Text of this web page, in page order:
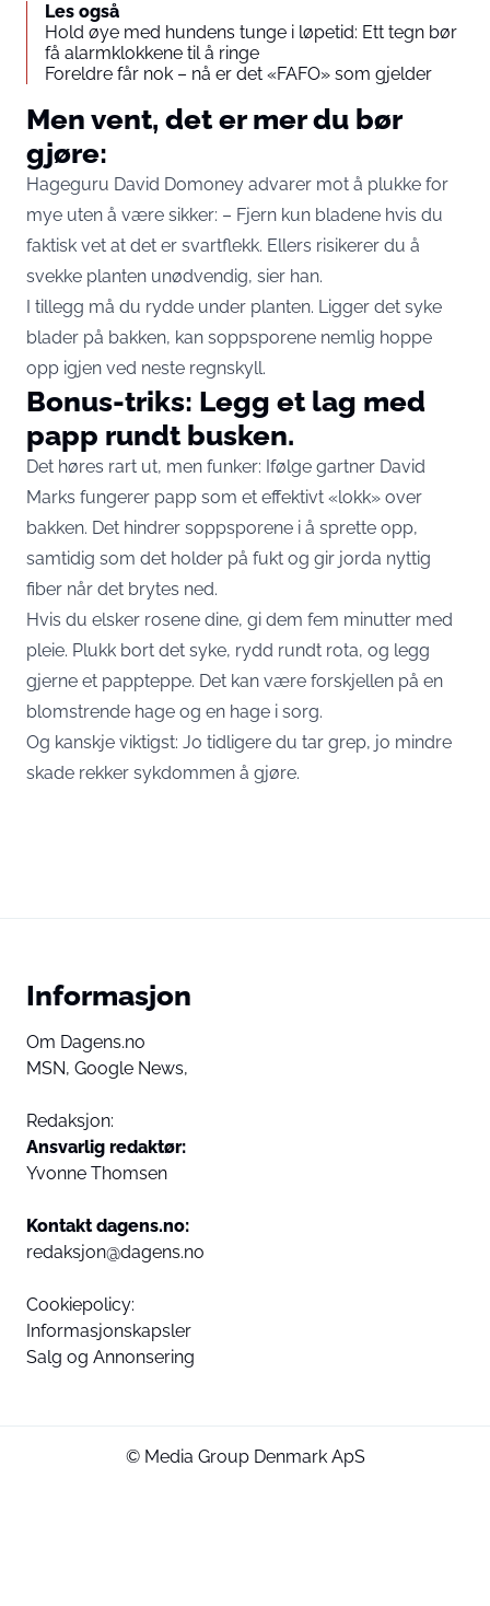
Les også
Hold øye med hundens tunge i løpetid: Ett tegn bør
få alarmklokkene til å ringe
Foreldre får nok – nå er det «FAFO» som gjelder
Men vent, det er mer du bør
gjøre:
Hageguru David Domoney advarer mot å plukke for
mye uten å være sikker: – Fjern kun bladene hvis du
faktisk vet at det er svartflekk. Ellers risikerer du å
svekke planten unødvendig, sier han.
I tillegg må du rydde under planten. Ligger det syke
blader på bakken, kan soppsporene nemlig hoppe
opp igjen ved neste regnskyll.
Bonus-triks: Legg et lag med
papp rundt busken.
Det høres rart ut, men funker: Ifølge gartner David
Marks fungerer papp som et effektivt «lokk» over
bakken. Det hindrer soppsporene i å sprette opp,
samtidig som det holder på fukt og gir jorda nyttig
fiber når det brytes ned.
Hvis du elsker rosene dine, gi dem fem minutter med
pleie. Plukk bort det syke, rydd rundt rota, og legg
gjerne et pappteppe. Det kan være forskjellen på en
blomstrende hage og en hage i sorg.
Og kanskje viktigst: Jo tidligere du tar grep, jo mindre
skade rekker sykdommen å gjøre.
Informasjon
Om Dagens.no
MSN, Google News,
Redaksjon:
Ansvarlig redaktør:
Yvonne Thomsen
Kontakt dagens.no:
redaksjon@dagens.no
Cookiepolicy:
Informasjonskapsler
Salg og Annonsering
© Media Group Denmark ApS